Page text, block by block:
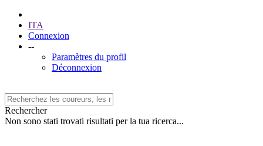
ITA
Connexion
--
Paramètres du profil
Déconnexion
Rechercher
Non sono stati trovati risultati per la tua ricerca...